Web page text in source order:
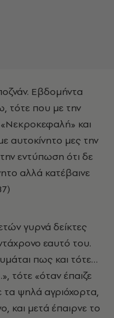
Εβδομήντα
τότε που με την
και
αυτοκίνητο μες την
εντύπωση ότι δε
αλλά κατέβαινε
γυρνά δείκτες
εαυτό του.
πως και τότε…
τότε «όταν έπαιζε
τα ψηλά αγριόχορτα,
και μετά έπαιρνε το